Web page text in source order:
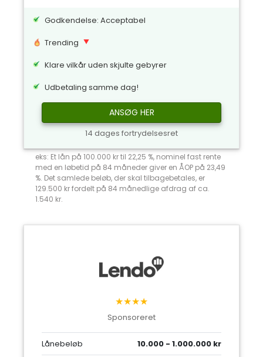
Godkendelse: Acceptabel
Trending
Klare vilkår uden skjulte gebyrer
Udbetaling samme dag!
ANSØG HER
14 dages fortrydelsesret
eks: Et lån på 100.000 kr til 22,25 %, nominel fast rente
med en løbetid på 84 måneder giver en ÅOP på 23,49
%. Det samlede beløb, der skal tilbagebetales, er
129.500 kr fordelt på 84 månedlige afdrag af ca.
1.540 kr.
★★★★
Sponsoreret
Lånebeløb 10.000 - 1.000.000 kr